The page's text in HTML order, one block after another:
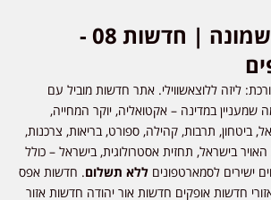
חדשות אפס שמונה | חדשות 08 -
ליזה ללוצאשווילי. אתר חדשות מוביל עם
שמעניין במדינה – אקטואליה, יוקר המחייה,
ביטחון, תרבות, קהילה, ספורט, בריאות, צרכנות,
האויר בישראל, תחזית אסטרולוגית, בישראל – כולל
ישירים לסמארטפונים ללא תשלום. חדשות אפס
חדשות אופקים חדשות אור יהודה חדשות אזור